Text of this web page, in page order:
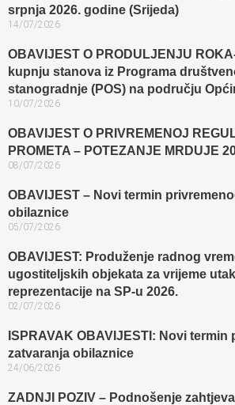
srpnja 2026. godine (Srijeda)
14/07/2026
OBAVIJEST O PRODULJENJU
kupnju stanova iz Programa
stanogradnje (POS) na području
10/07/2026
OBAVIJEST O PRIVREMENOJ
PROMETA – POTEZANJE MRDUJE
08/07/2026
OBAVIJEST – Novi termin
obilaznice​
05/07/2026
OBAVIJEST: Produženje radnog
ugostiteljskih objekata za vrijeme
reprezentacije na SP-u 2026.
02/07/2026
ISPRAVAK OBAVIJESTI: Novi termin
zatvaranja obilaznice​
24/06/2026
ZADNJI POZIV – Podnošenje